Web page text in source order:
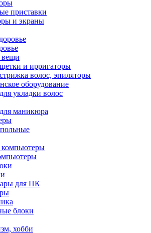
приставки
и экраны
и ирригаторы
волос, эпиляторы
оборудование
укладки волос
маникюра
для ПК
блоки